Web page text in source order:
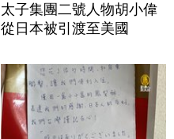
太子集團二號人物胡小偉
從日本被引渡至美國